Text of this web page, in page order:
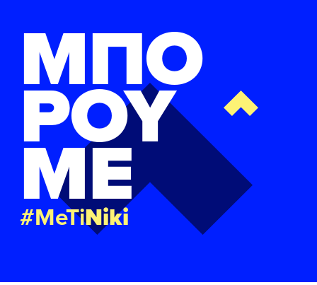
ΜΠΟ
ΡΟΥ
ΜΕ
#MeTiNiki